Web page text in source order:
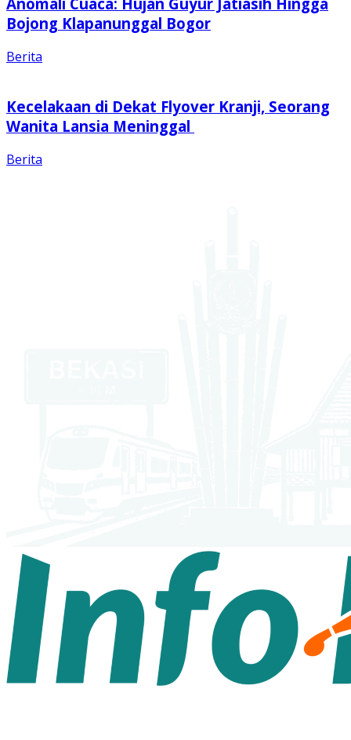
Bojong Klapanunggal Bogor
Berita
Kecelakaan di Dekat Flyover Kranji, Seorang
Wanita Lansia Meninggal
Berita